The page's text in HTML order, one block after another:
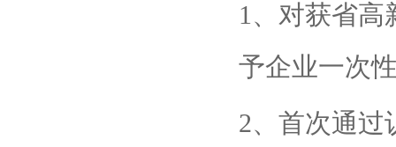
1、对获省高
予企业一次
2、首次通过